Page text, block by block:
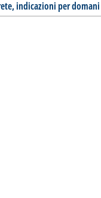
indicazioni per domani